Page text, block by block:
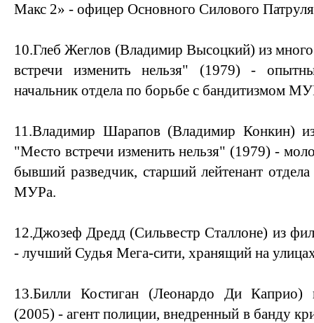
Макс 2» - офицер Основного Силового
10.Глеб Жеглов (Владимир Высоцкий) из
встречи изменить нельзя" (1979) -
начальник отдела по борьбе с бандитизмом
11.Владимир Шарапов (Владимир Конкин)
"Место встречи изменить нельзя" (1979) -
бывший разведчик, старший лейтенант
МУРа.
12.Джозеф Дредд (Сильвестр Сталлоне) из
- лучший Судья Мега-сити, хранящий на
13.Билли Костиган (Леонардо Ди Каприо)
(2005) - агент полиции, внедренный в банду